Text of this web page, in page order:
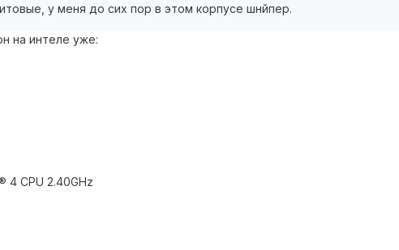
у меня до сих пор в этом корпусе шнйпер.
на интеле уже:
4 CPU 2.40GHz